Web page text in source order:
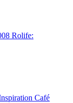
Rolife:
Café